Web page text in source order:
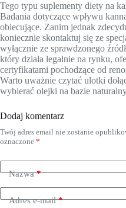
Tego typu suplementy diety na
Badania dotyczące wpływu
obiecujące. Zanim jednak
koniecznie skontaktuj się ze
wyłącznie ze sprawdzonego
który działa legalnie na rynku,
certyfikatami pochodzące od
Warto uważnie czytać ulotki
wybierać olejki na bazie
Dodaj komentarz
Twój adres email nie zostanie
oznaczone *
Nazwa*
Adres e-mail*